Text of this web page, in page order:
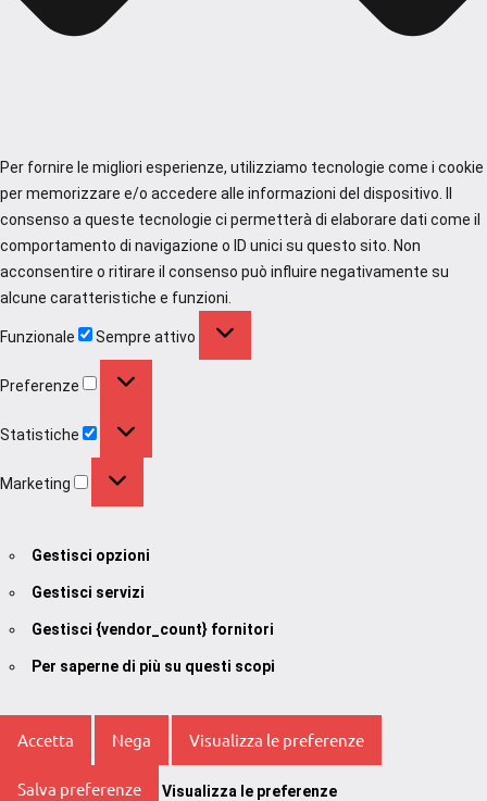
Per fornire le migliori esperienze, utilizziamo tecnologie come i cookie
per memorizzare e/o accedere alle informazioni del dispositivo. Il
consenso a queste tecnologie ci permetterà di elaborare dati come il
comportamento di navigazione o ID unici su questo sito. Non
acconsentire o ritirare il consenso può influire negativamente su
alcune caratteristiche e funzioni.
Funzionale Sempre attivo
Preferenze
Statistiche
Marketing
Gestisci opzioni
Gestisci servizi
Gestisci {vendor_count} fornitori
Per saperne di più su questi scopi
Accetta Nega Visualizza le preferenze
Salva preferenze Visualizza le preferenze